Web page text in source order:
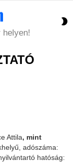
Attila, mint
adószáma:
hatóság: